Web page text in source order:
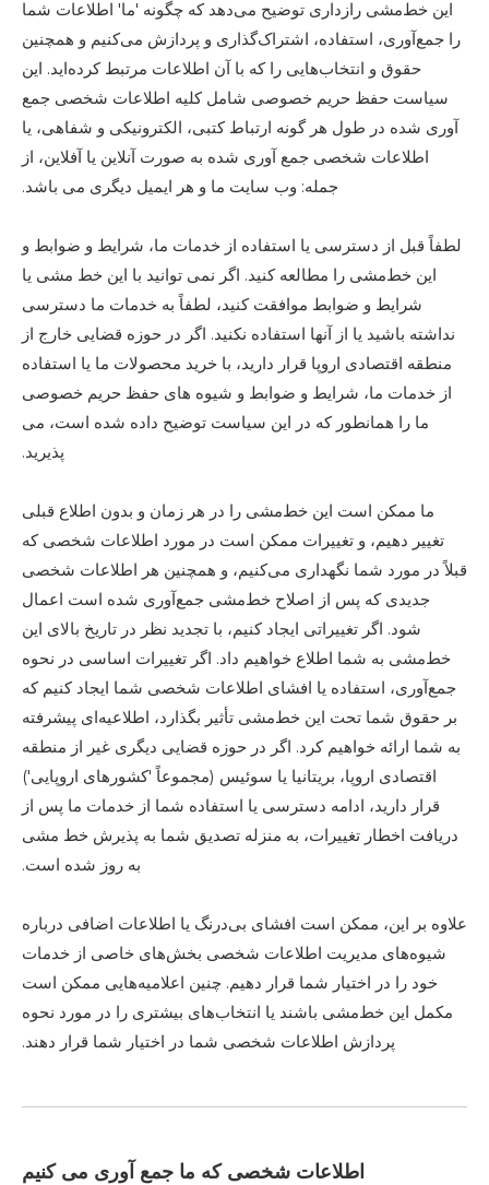
این خط‌مشی رازداری توضیح می‌دهد که چگونه 'ما' اطلاعات شما
را جمع‌آوری، استفاده، اشتراک‌گذاری و پردازش می‌کنیم و همچنین
حقوق و انتخاب‌هایی را که با آن اطلاعات مرتبط کرده‌اید. این
سیاست حفظ حریم خصوصی شامل کلیه اطلاعات شخصی جمع
آوری شده در طول هر گونه ارتباط کتبی، الکترونیکی و شفاهی، یا
اطلاعات شخصی جمع آوری شده به صورت آنلاین یا آفلاین، از
جمله: وب سایت ما و هر ایمیل دیگری می باشد.
لطفاً قبل از دسترسی یا استفاده از خدمات ما، شرایط و ضوابط و
این خط‌مشی را مطالعه کنید. اگر نمی توانید با این خط مشی یا
شرایط و ضوابط موافقت کنید، لطفاً به خدمات ما دسترسی
نداشته باشید یا از آنها استفاده نکنید. اگر در حوزه قضایی خارج از
منطقه اقتصادی اروپا قرار دارید، با خرید محصولات ما یا استفاده
از خدمات ما، شرایط و ضوابط و شیوه های حفظ حریم خصوصی
ما را همانطور که در این سیاست توضیح داده شده است، می
پذیرید.
ما ممکن است این خط‌مشی را در هر زمان و بدون اطلاع قبلی
تغییر دهیم، و تغییرات ممکن است در مورد اطلاعات شخصی که
قبلاً در مورد شما نگهداری می‌کنیم، و همچنین هر اطلاعات شخصی
جدیدی که پس از اصلاح خط‌مشی جمع‌آوری شده است اعمال
شود. اگر تغییراتی ایجاد کنیم، با تجدید نظر در تاریخ بالای این
خط‌مشی به شما اطلاع خواهیم داد. اگر تغییرات اساسی در نحوه
جمع‌آوری، استفاده یا افشای اطلاعات شخصی شما ایجاد کنیم که
بر حقوق شما تحت این خط‌مشی تأثیر بگذارد، اطلاعیه‌ای پیشرفته
به شما ارائه خواهیم کرد. اگر در حوزه قضایی دیگری غیر از منطقه
اقتصادی اروپا، بریتانیا یا سوئیس (مجموعاً 'کشورهای اروپایی')
قرار دارید، ادامه دسترسی یا استفاده شما از خدمات ما پس از
دریافت اخطار تغییرات، به منزله تصدیق شما به پذیرش خط مشی
به روز شده است.
علاوه بر این، ممکن است افشای بی‌درنگ یا اطلاعات اضافی درباره
شیوه‌های مدیریت اطلاعات شخصی بخش‌های خاصی از خدمات
خود را در اختیار شما قرار دهیم. چنین اعلامیه‌هایی ممکن است
مکمل این خط‌مشی باشند یا انتخاب‌های بیشتری را در مورد نحوه
پردازش اطلاعات شخصی شما در اختیار شما قرار دهند.
اطلاعات شخصی که ما جمع آوری می کنیم